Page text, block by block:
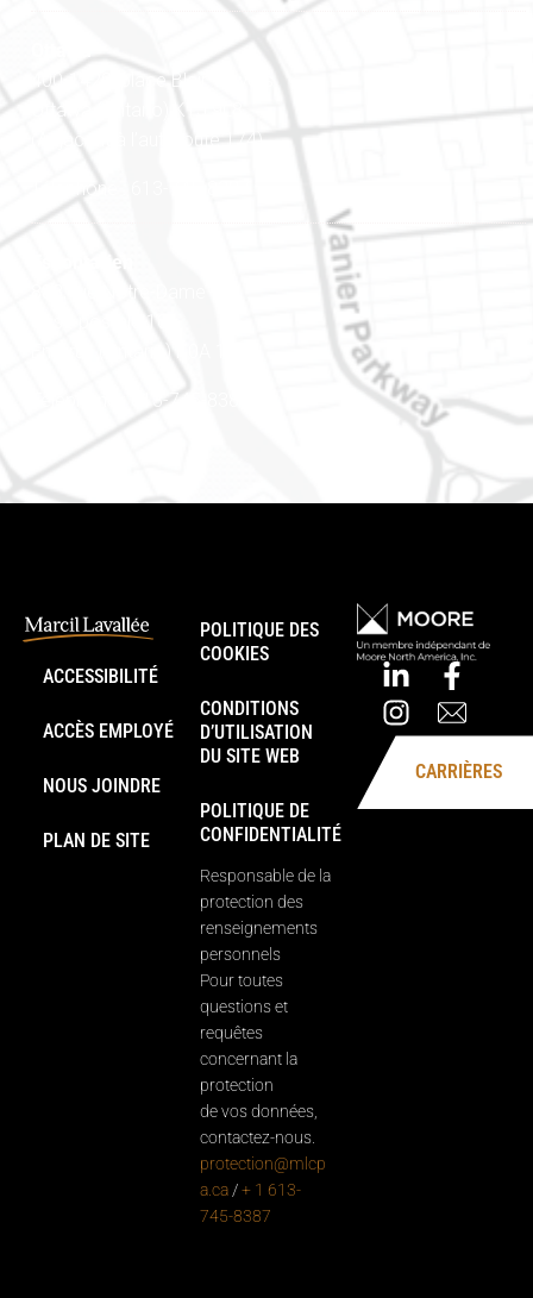
400-1420, place Blair Towers
Ottawa (Ontario) K1J 9L8
(Adjacent à l’autoroute 174)
Téléphone : 613-745-8387
Est ontarien
888, rue Notre-Dame
Case postale 101
Embrun (Ontario) K0A 1W1
Téléphone : 613-745-8387
ACCESSIBILITÉ
ACCÈS EMPLOYÉ
NOUS JOINDRE
PLAN DE SITE
POLITIQUE DES
COOKIES
CONDITIONS
D’UTILISATION
DU SITE WEB
POLITIQUE DE
CONFIDENTIALITÉ
Responsable de la
protection des
renseignements
personnels
Pour toutes
questions et
requêtes
concernant la
protection
de vos données,
contactez-nous.
protection@mlcp
a.ca /+ 1 613-
745-8387
CARRIÈRES